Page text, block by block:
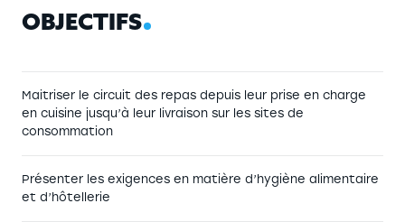
OBJECTIFS
Maitriser le circuit des repas depuis leur prise en charge
en cuisine jusqu’à leur livraison sur les sites de
consommation
Présenter les exigences en matière d’hygiène alimentaire
et d’hôtellerie